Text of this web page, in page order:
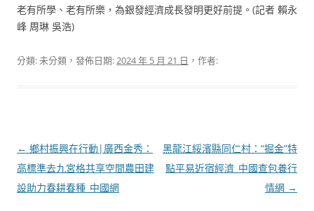
老有所學、老有所樂，為銀發經濟成長發明更好前提。(記者 賴永
峰 周琳 吳浩)
分類: 未分類，發佈日期:2024 年 5 月 21 日 ，作者:
文
章
導
← 鄉村振興在行動|廣西金秀：
高標準去九宮格共享空間農田建
設助力春耕春種_中國網
黑龍江綏濱縣同仁村：“掘金”特
點平易近宿經濟_中國查包養行
情網 →